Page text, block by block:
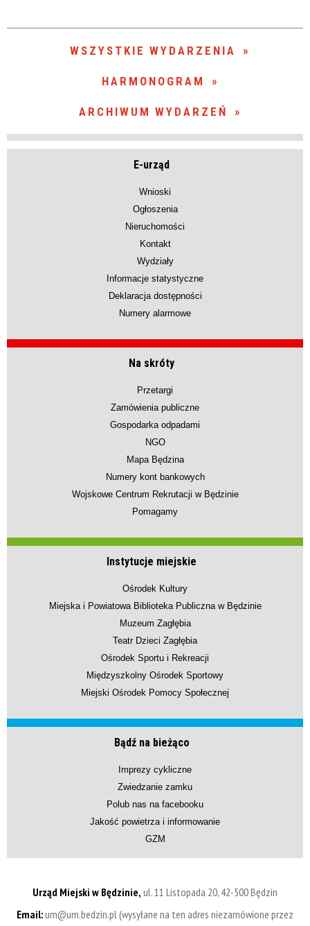
WSZYSTKIE WYDARZENIA
HARMONOGRAM
ARCHIWUM WYDARZEŃ
E-urząd
Wnioski
Ogłoszenia
Nieruchomości
Kontakt
Wydziały
Informacje statystyczne
Deklaracja dostępności
Numery alarmowe
Na skróty
Przetargi
Zamówienia publiczne
Gospodarka odpadami
NGO
Mapa Będzina
Numery kont bankowych
Wojskowe Centrum Rekrutacji w Będzinie
Pomagamy
Instytucje miejskie
Ośrodek Kultury
Miejska i Powiatowa Biblioteka Publiczna w Będzinie
Muzeum Zagłębia
Teatr Dzieci Zagłębia
Ośrodek Sportu i Rekreacji
Międzyszkolny Ośrodek Sportowy
Miejski Ośrodek Pomocy Społecznej
Bądź na bieżąco
Imprezy cykliczne
Zwiedzanie zamku
Polub nas na facebooku
Jakość powietrza i informowanie
GZM
Urząd Miejski w Będzinie, ul. 11 Listopada 20, 42-500 Będzin
Email:um@um.bedzin.pl (wysyłane na ten adres niezamówione przez